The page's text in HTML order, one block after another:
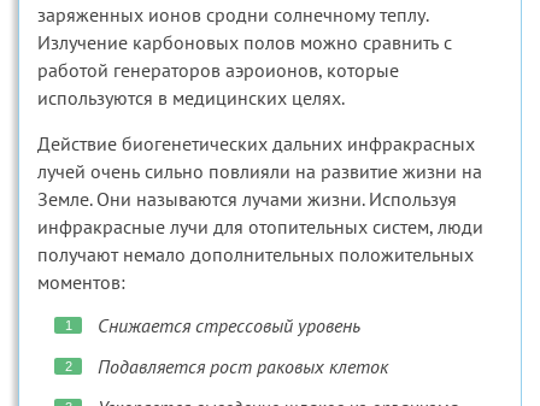
заряженных ионов сродни солнечному теплу.
Излучение карбоновых полов можно сравнить с
работой генераторов аэроионов, которые
используются в медицинских целях.
Действие биогенетических дальних инфракрасных
лучей очень сильно повлияли на развитие жизни на
Земле. Они называются лучами жизни. Используя
инфракрасные лучи для отопительных систем, люди
получают немало дополнительных положительных
моментов:
Снижается стрессовый уровень
Подавляется рост раковых клеток